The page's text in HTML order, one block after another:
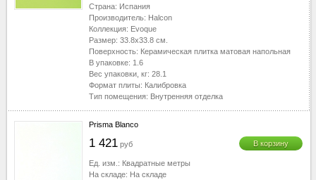
Страна: Испания
Производитель: Halcon
Коллекция: Evoque
Размер: 33.8x33.8 см.
Поверхность: Керамическая плитка матовая напольная
В упаковке: 1.6
Вес упаковки, кг: 28.1
Формат плиты: Калибровка
Тип помещения: Внутренняя отделка
Prisma Blanco
1 421 руб В корзину
Ед. изм.: Квадратные метры
На складе: На складе